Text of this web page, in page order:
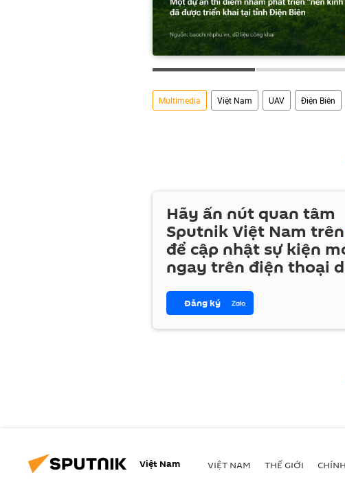
Multimedia Việt Nam UAV Điện Biên
Hãy ấn nút quan tâm
Sputnik Việt Nam trên
để cập nhật sự kiện
ngay trên điện thoại
Đăng ký
Việt Nam VIỆT NAM THẾ GIỚI